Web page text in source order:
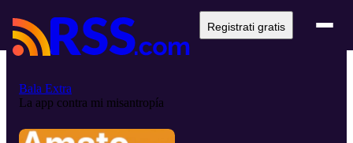
Registrati gratis
Bala Extra
La app contra mi misantropía